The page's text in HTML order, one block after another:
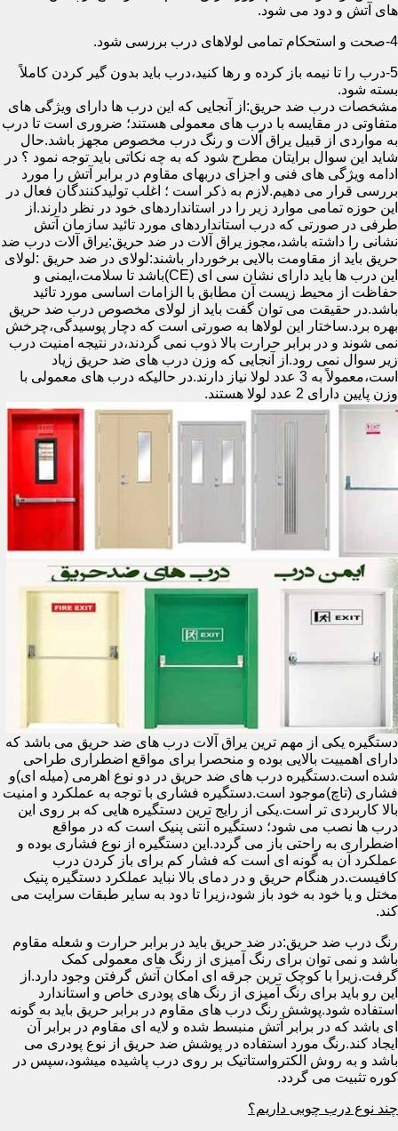
های آتش و دود می شود.
4-صحت و استحکام تمامی لولاهای درب بررسی شود.
5-درب را تا نیمه باز کرده و رها کنید،درب باید بدون گیر کردن کاملاً
بسته شود.
مشخصات درب ضد حریق:از آنجایی که این درب ها دارای ویژگی های
متفاوتی در مقایسه با درب های معمولی هستند؛ ضروری است تا درب
به مواردی از قبیل یراق آلات و رنگ درب مخصوص مجهز باشد.حال
شاید این سوال برایتان مطرح شود که به چه نکاتی باید توجه نمود ؟ در
ادامه ویژگی های فنی و اجزای دربهای مقاوم در برابر آتش را مورد
بررسی قرار می دهیم.لازم به ذکر است ؛ اغلب تولیدکنندگان فعال در
این حوزه تمامی موارد زیر را در استانداردهای خود در نظر دارند.از
طرفی در صورتی که درب استانداردهای مورد تائید سازمان آتش
نشانی را داشته باشد،مجوز یراق آلات در ضد حریق:یراق آلات درب ضد
حریق باید از مقاومت بالایی برخوردار باشند:لولای در ضد حریق :لولای
این درب ها باید دارای نشان سی ای (CE)باشد تا سلامت،ایمنی و
حفاظت از محیط زیست آن مطابق با الزامات اساسی مورد تائید
باشد.در حقیقت می توان گفت باید از لولای مخصوص درب ضد حریق
بهره برد.ساختار این لولاها به صورتی است که دچار پوسیدگی،چرخش
نمی شوند و در برابر حرارت بالا ذوب نمی گردند،در نتیجه امنیت درب
زیر سوال نمی رود.از آنجایی که وزن درب های ضد حریق زیاد
است،معمولاً به 3 عدد لولا نیاز دارند.در حالیکه درب های معمولی با
وزن پایین دارای 2 عدد لولا هستند.
دستگیره یکی از مهم ترین یراق آلات درب های ضد حریق می باشد که
دارای اهمییت بالایی بوده و منحصرا برای مواقع اضطراری طراحی
شده است.دستگیره درب های ضد حریق در دو نوع اهرمی (میله ای)و
فشاری (تاچ)موجود است.دستگیره فشاری با توجه به عملکرد و امنیت
بالا کاربردی تر است.یکی از رایج ترین دستگیره هایی که بر روی این
درب ها نصب می شود؛ دستگیره آنتی پنیک است که در مواقع
اضطراری به راحتی باز می گردد.این دستگیره از نوع فشاری بوده و
عملکرد آن به گونه ای است که فشار کم برای باز کردن درب
کافیست.در هنگام حریق و در دمای بالا نباید عملکرد دستگیره پنیک
مختل و یا خود به خود باز شود،زیرا تا دود به سایر طبقات سرایت می
کند.
رنگ درب ضد حریق:در ضد حریق باید در برابر حرارت و شعله مقاوم
باشد و نمی توان برای رنگ آمیزی از رنگ های معمولی کمک
گرفت.زیرا با کوچک ترین جرقه ای امکان آتش گرفتن وجود دارد.از
این رو باید برای رنگ آمیزی از رنگ های پودری خاص و استاندارد
استفاده شود.پوشش رنگ درب های مقاوم در برابر حریق باید به گونه
ای باشد که در برابر آتش منبسط شده و لایه ای مقاوم در برابر آن
ایجاد کند.رنگ مورد استفاده در پوشش ضد حریق از نوع پودری می
باشد و به روش الکترواستاتیک بر روی درب پاشیده میشود،سپس در
کوره تثبیت می گردد.
چند نوع درب چوبی داریم؟